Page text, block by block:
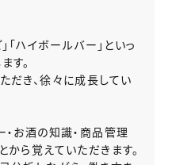
「ハイボールバー」といっ
す。
だき、徐々に成長してい
・お酒の知識・商品管理
ら覚えていただきます。